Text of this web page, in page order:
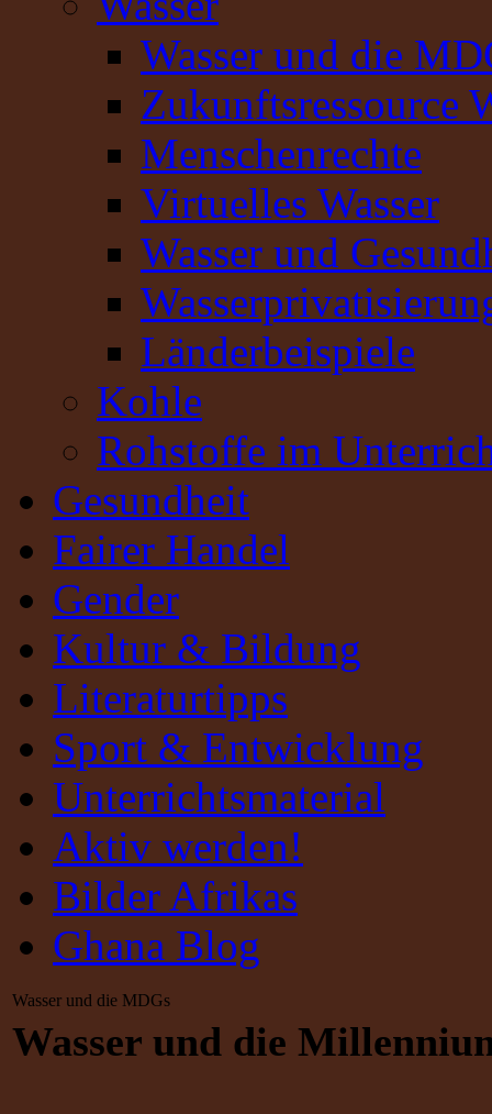
Wasser und die
Zukunftsressource
Menschenrechte
Virtuelles Wasser
Wasser und
Länderbeispiele
Kohle
Rohstoffe im
Gesundheit
Fairer Handel
Gender
Kultur & Bildung
Literaturtipps
Sport & Entwicklung
Unterrichtsmaterial
Aktiv werden!
Bilder Afrikas
Ghana Blog
Wasser und die MDGs
Wasser und die